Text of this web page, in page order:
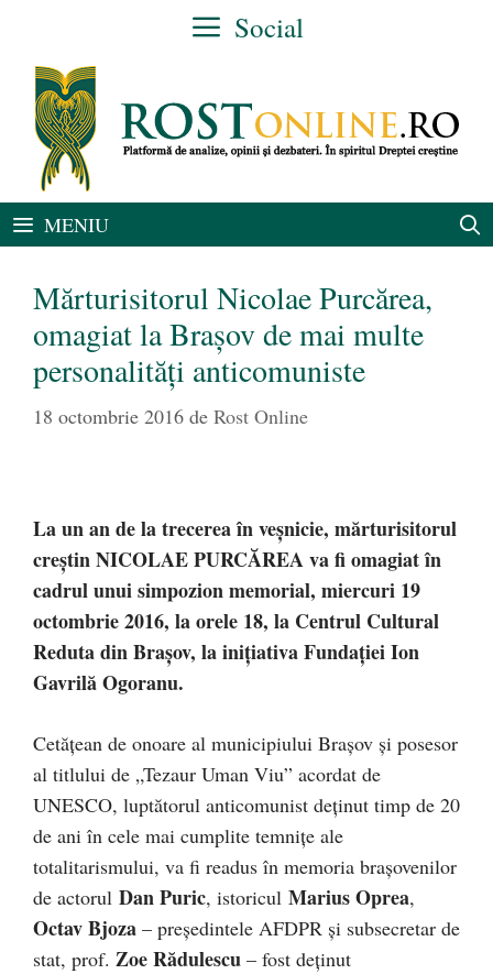
conținut
Social
MENIU
Mărturisitorul Nicolae Purcărea,
omagiat la Brașov de mai multe
personalități anticomuniste
18 octombrie 2016 de Rost Online
La un an de la trecerea în veşnicie, mărturisitorul
creştin NICOLAE PURCĂREA va fi omagiat în
cadrul unui simpozion memorial, miercuri 19
octombrie 2016, la orele 18, la Centrul Cultural
Reduta din Braşov, la iniţiativa Fundaţiei Ion
Gavrilă Ogoranu.
Cetăţean de onoare al municipiului Braşov şi posesor
al titlului de „Tezaur Uman Viu” acordat de
UNESCO, luptătorul anticomunist deţinut timp de 20
de ani în cele mai cumplite temniţe ale
totalitarismului, va fi readus în memoria braşovenilor
de actorul Dan Puric, istoricul Marius Oprea,
Octav Bjoza – preşedintele AFDPR şi subsecretar de
stat, prof. Zoe Rădulescu – fost deţinut